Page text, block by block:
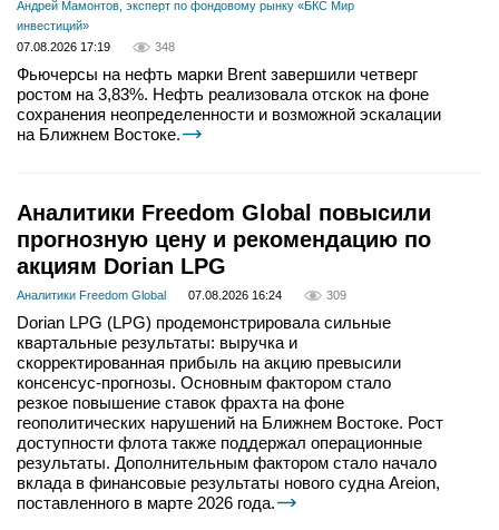
Андрей Мамонтов, эксперт по фондовому рынку «БКС Мир
инвестиций»
07.08.2026 17:19
348
Фьючерсы на нефть марки Brent завершили четверг
ростом на 3,83%. Нефть реализовала отскок на фоне
сохранения неопределенности и возможной эскалации
на Ближнем Востоке.
Аналитики Freedom Global повысили
прогнозную цену и рекомендацию по
акциям Dorian LPG
Аналитики Freedom Global 07.08.2026 16:24 309
Dorian LPG (LPG) продемонстрировала сильные
квартальные результаты: выручка и
скорректированная прибыль на акцию превысили
консенсус-прогнозы. Основным фактором стало
резкое повышение ставок фрахта на фоне
геополитических нарушений на Ближнем Востоке. Рост
доступности флота также поддержал операционные
результаты. Дополнительным фактором стало начало
вклада в финансовые результаты нового судна Areion,
поставленного в марте 2026 года.